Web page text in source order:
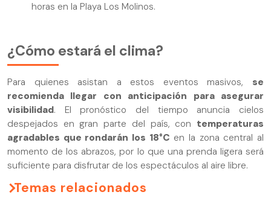
horas en la Playa Los Molinos.
¿Cómo estará el clima?
Para quienes asistan a estos eventos masivos, se
recomienda llegar con anticipación para asegurar
visibilidad. El pronóstico del tiempo anuncia cielos
despejados en gran parte del país, con temperaturas
agradables que rondarán los 18°C en la zona central al
momento de los abrazos, por lo que una prenda ligera será
suficiente para disfrutar de los espectáculos al aire libre.
Temas relacionados